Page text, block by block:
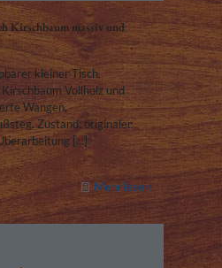
Kirschbaum massiv und
kleiner Tisch,
Vollholz und
Wangen,
Zustand: originaler
[…]
Mehr lesen